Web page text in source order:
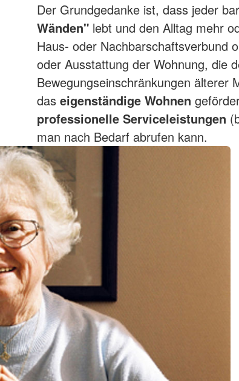
Der Grundgedanke ist, dass jeder
Wänden" lebt und den Alltag mehr
Haus- oder Nachbarschaftsverbund
oder Ausstattung der Wohnung, die
Bewegungseinschränkungen älterer
das eigenständige Wohnen
professionelle Serviceleistungen
man nach Bedarf abrufen kann.